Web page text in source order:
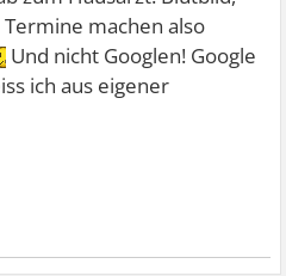
machen also
Und nicht Googlen! Google
ich aus eigener